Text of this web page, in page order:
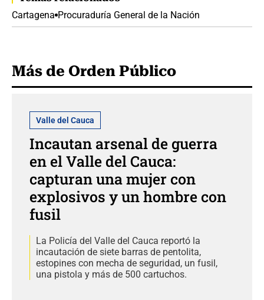
Cartagena Procuraduría General de la Nación
Más de Orden Público
Valle del Cauca
Incautan arsenal de guerra
en el Valle del Cauca:
capturan una mujer con
explosivos y un hombre con
fusil
La Policía del Valle del Cauca reportó la
incautación de siete barras de pentolita,
estopines con mecha de seguridad, un fusil,
una pistola y más de 500 cartuchos.